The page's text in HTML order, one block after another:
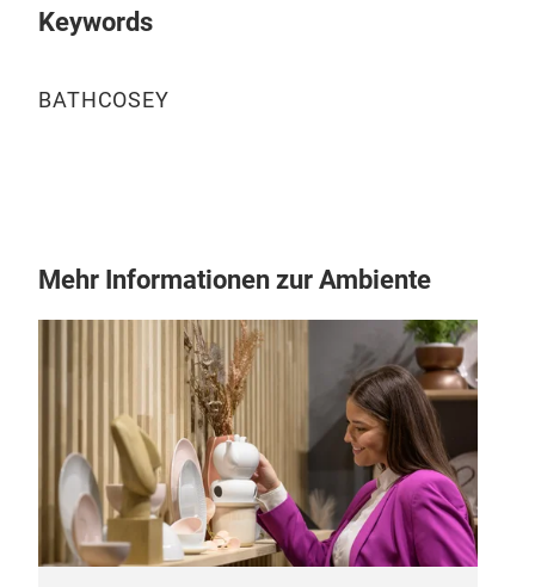
Keywords
BATHCOSEY
Mehr Informationen zur Ambiente